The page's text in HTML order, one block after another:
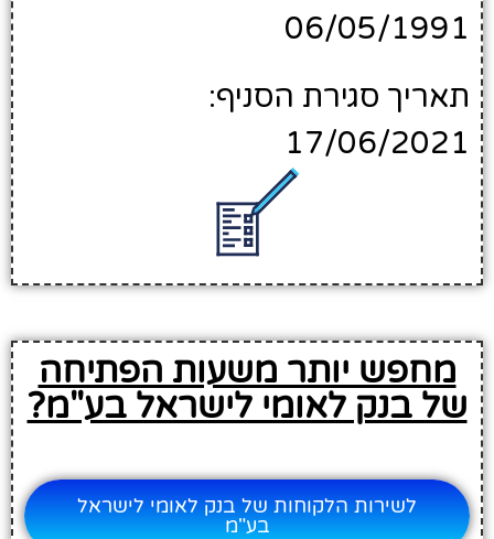
06/05/1991
תאריך סגירת הסניף:
17/06/2021
מחפש יותר משעות הפתיחה
של בנק לאומי לישראל בע"מ?
לשירות הלקוחות של בנק לאומי לישראל
בע"מ